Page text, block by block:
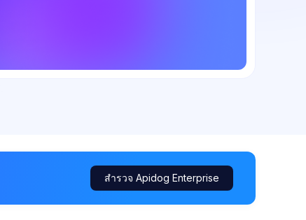
สำรวจ Apidog Enterprise